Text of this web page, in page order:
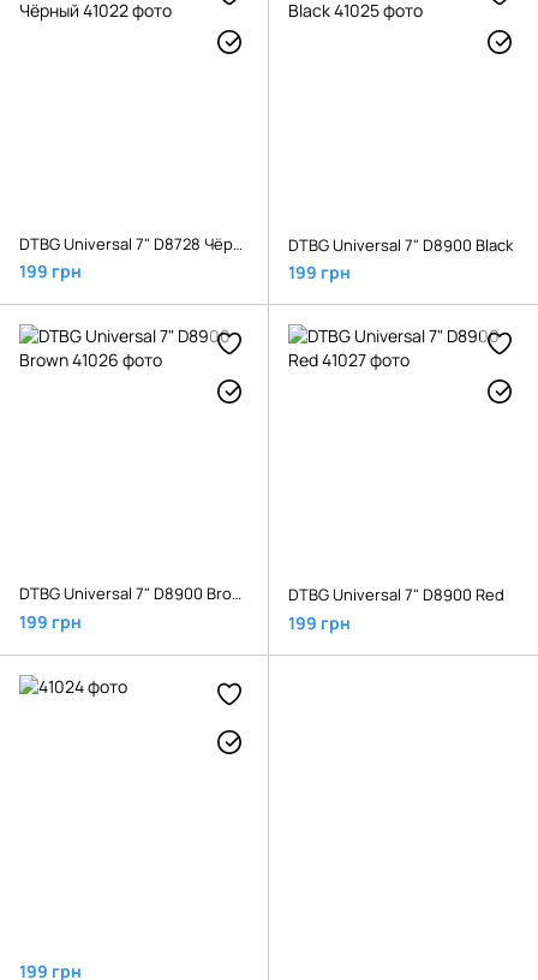
DTBG Universal 7" D8728 Чёрный
199 грн
DTBG Universal 7" D8900 Black
199 грн
DTBG Universal 7" D8900 Brown
199 грн
DTBG Universal 7" D8900 Red
199 грн
199 грн